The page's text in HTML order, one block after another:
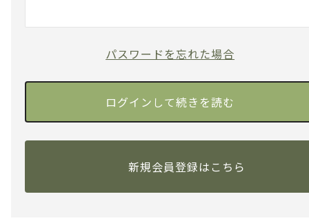
パスワードを忘れた場合
新規会員登録はこちら